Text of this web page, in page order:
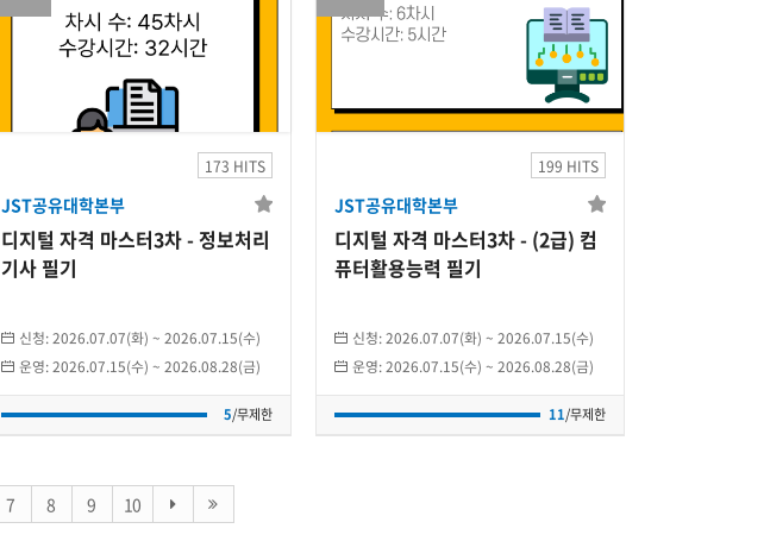
173 HITS
JST공유대학본부
디지털 자격 마스터3차 - 정보처리
기사 필기
신청:2026.07.07(화) ~ 2026.07.15(수)
운영:2026.07.15(수) ~ 2026.08.28(금)
5/무제한
JST공유대학본부
디지털 자격 마스터3차
- 정보처리기사 필기
2026.07.15(수)
199 HITS
JST공유대학본부
디지털 자격 마스터3차 - (2급) 컴
퓨터활용능력 필기
신청:2026.07.07(화) ~ 2026.07.15(수)
운영:2026.07.15(수) ~ 2026.08.28(금)
11/무제한
디지털 자격 마스터3차
- (2급) 컴퓨터활용능력
필기
2026.07.15(수)
개인
7 8 9 10